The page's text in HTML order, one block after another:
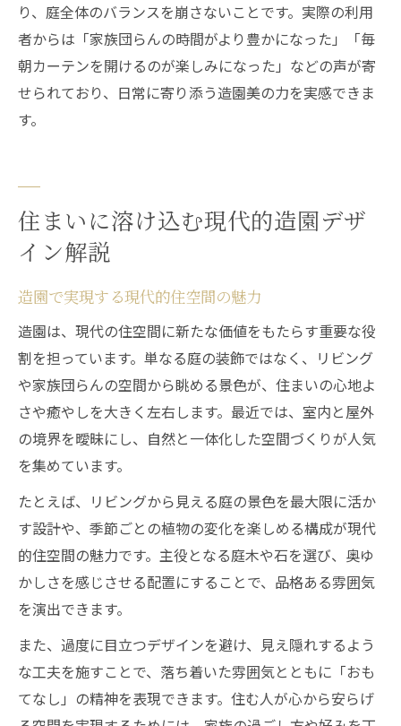
り、庭全体のバランスを崩さないことです。実際の利用
者からは「家族団らんの時間がより豊かになった」「毎
朝カーテンを開けるのが楽しみになった」などの声が寄
せられており、日常に寄り添う造園美の力を実感できま
す。
住まいに溶け込む現代的造園デザ
イン解説
造園で実現する現代的住空間の魅力
造園は、現代の住空間に新たな価値をもたらす重要な役
割を担っています。単なる庭の装飾ではなく、リビング
や家族団らんの空間から眺める景色が、住まいの心地よ
さや癒やしを大きく左右します。最近では、室内と屋外
の境界を曖昧にし、自然と一体化した空間づくりが人気
を集めています。
たとえば、リビングから見える庭の景色を最大限に活か
す設計や、季節ごとの植物の変化を楽しめる構成が現代
的住空間の魅力です。主役となる庭木や石を選び、奥ゆ
かしさを感じさせる配置にすることで、品格ある雰囲気
を演出できます。
また、過度に目立つデザインを避け、見え隠れするよう
な工夫を施すことで、落ち着いた雰囲気とともに「おも
てなし」の精神を表現できます。住む人が心から安らげ